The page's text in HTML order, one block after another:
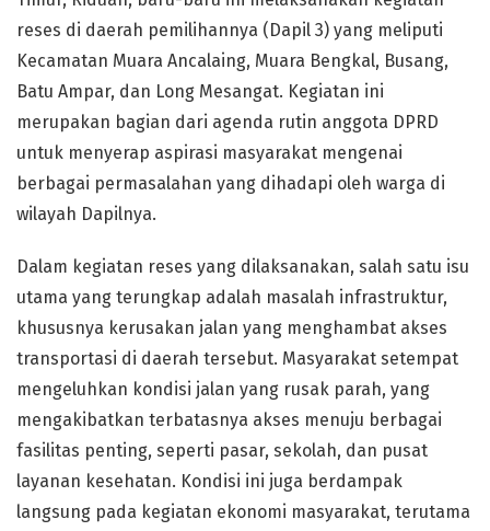
reses di daerah pemilihannya (Dapil 3) yang meliputi
Kecamatan Muara Ancalaing, Muara Bengkal, Busang,
Batu Ampar, dan Long Mesangat. Kegiatan ini
merupakan bagian dari agenda rutin anggota DPRD
untuk menyerap aspirasi masyarakat mengenai
berbagai permasalahan yang dihadapi oleh warga di
wilayah Dapilnya.
Dalam kegiatan reses yang dilaksanakan, salah satu isu
utama yang terungkap adalah masalah infrastruktur,
khususnya kerusakan jalan yang menghambat akses
transportasi di daerah tersebut. Masyarakat setempat
mengeluhkan kondisi jalan yang rusak parah, yang
mengakibatkan terbatasnya akses menuju berbagai
fasilitas penting, seperti pasar, sekolah, dan pusat
layanan kesehatan. Kondisi ini juga berdampak
langsung pada kegiatan ekonomi masyarakat, terutama